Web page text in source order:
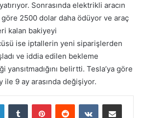
Sonrasında elektrikli aracın
2500 dolar daha ödüyor ve araç
kalan bakiyeyi
ise iptallerin yeni siparişlerden
ve iddia edilen bekleme
belirtti. Tesla’ya göre
ile 9 ay arasında değişiyor.